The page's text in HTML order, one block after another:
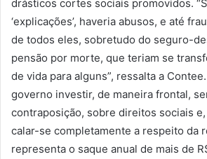
drásticos cortes sociais promovidos.
‘explicações’, haveria abusos, e até
de todos eles, sobretudo do seguro-
pensão por morte, que teriam se
de vida para alguns”, ressalta a
governo investir, de maneira frontal,
contraposição, sobre direitos sociais
calar-se completamente a respeito da
representa o saque anual de mais de